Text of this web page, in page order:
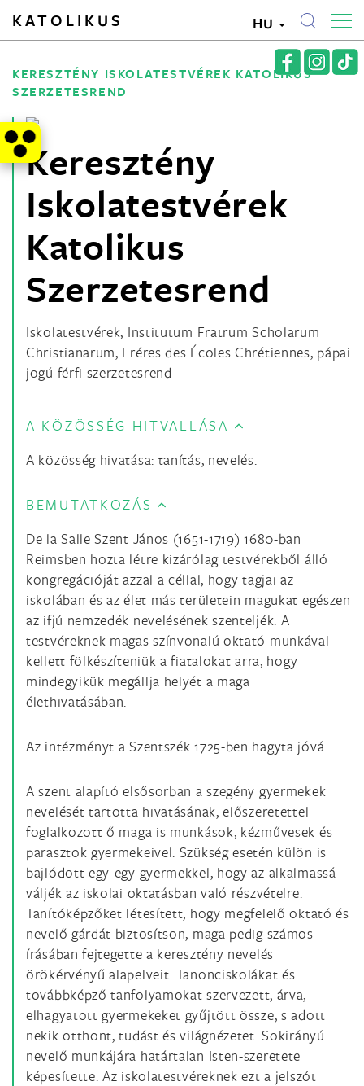
KATOLIKUS HU
KERESZTÉNY ISKOLATESTVÉREK KATOLIKUS
SZERZETESREND
Keresztény
Iskolatestvérek
Katolikus
Szerzetesrend
Iskolatestvérek, Institutum Fratrum Scholarum
Christianarum, Fréres des Écoles Chrétiennes, pápai
jogú férfi szerzetesrend
A KÖZÖSSÉG HITVALLÁSA
A közösség hivatása: tanítás, nevelés.
BEMUTATKOZÁS
De la Salle Szent János (1651-1719) 1680-ban
Reimsben hozta létre kizárólag testvérekből álló
kongregációját azzal a céllal, hogy tagjai az
iskolában és az élet más területein magukat egészen
az ifjú nemzedék nevelésének szenteljék. A
testvéreknek magas színvonalú oktató munkával
kellett fölkészíteniük a fiatalokat arra, hogy
mindegyikük megállja helyét a maga
élethivatásában.
Az intézményt a Szentszék 1725-ben hagyta jóvá.
A szent alapító elsősorban a szegény gyermekek
nevelését tartotta hivatásának, előszeretettel
foglalkozott ő maga is munkások, kézművesek és
parasztok gyermekeivel. Szükség esetén külön is
bajlódott egy-egy gyermekkel, hogy az alkalmassá
váljék az iskolai oktatásban való részvételre.
Tanítóképzőket létesített, hogy megfelelő oktató és
nevelő gárdát biztosítson, maga pedig számos
írásában fejtegette a keresztény nevelés
örökérvényű alapelveit. Tanonciskolákat és
továbbképző tanfolyamokat szervezett, árva,
elhagyatott gyermekeket gyűjtött össze, s adott
nekik otthont, tudást és világnézetet. Sokirányú
nevelő munkájára határtalan Isten-szeretete
képesítette. Az iskolatestvéreknek ezt a jelszót